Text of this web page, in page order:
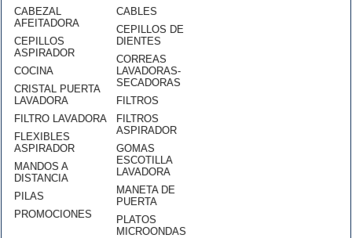
CABEZAL
AFEITADORA
CEPILLOS
ASPIRADOR
COCINA
CRISTAL PUERTA
LAVADORA
FILTRO LAVADORA
FLEXIBLES
ASPIRADOR
MANDOS A
DISTANCIA
PILAS
PROMOCIONES
CABLES
CEPILLOS DE
DIENTES
CORREAS
LAVADORAS-
SECADORAS
FILTROS
FILTROS
ASPIRADOR
GOMAS
ESCOTILLA
LAVADORA
MANETA DE
PUERTA
PLATOS
MICROONDAS